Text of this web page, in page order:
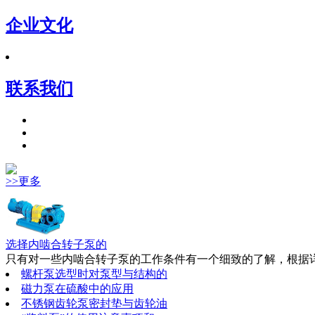
企业文化
联系我们
>>更多
选择内啮合转子泵的
只有对一些内啮合转子泵的工作条件有一个细致的了解，根据
螺杆泵选型时对泵型与结构的
磁力泵在硫酸中的应用
不锈钢齿轮泵密封垫与齿轮油